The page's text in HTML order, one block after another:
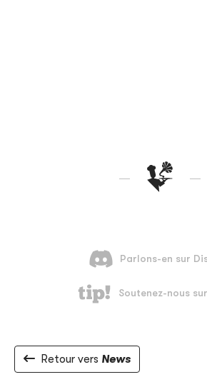
Retour vers News